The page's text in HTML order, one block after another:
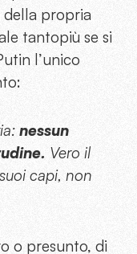
della propria
tantopiù se si
l’unico
nessun
Vero il
capi, non
o presunto, di